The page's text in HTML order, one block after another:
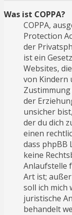
Was ist COPPA?
COPPA,
Protection
der
ist ein
Websites,
von Kindern
der
unsicher
der du dich
einen
dass phpBB
keine
Anlaufstelle
Art ist;
soll ich mich
juristische
behandelt